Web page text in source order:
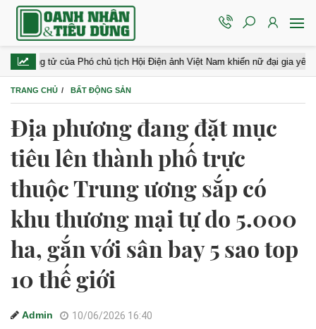
tử của Phó chủ tịch Hội Điện ảnh Việt Nam khiến nữ đại gia yêu suốt 20
TRANG CHỦ BẤT ĐỘNG SẢN
Địa phương đang đặt mục
tiêu lên thành phố trực
thuộc Trung ương sắp có
khu thương mại tự do 5.000
ha, gắn với sân bay 5 sao top
10 thế giới
Admin 10/06/2026 16:40